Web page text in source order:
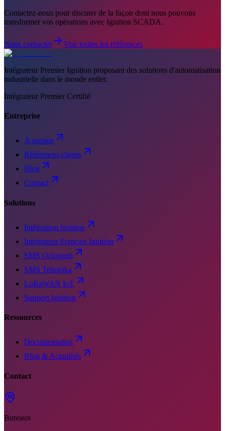
Contactez-nous pour discuter de la façon dont nous pouvons
transformer vos opérations avec Ignition SCADA.
Nous contacter Voir toutes les références
Intégrateur Premier Ignition proposant des solutions d'automatisation
industrielle dans le monde entier.
Intégrateur Premier Certifié
Entreprise
À propos
Références clients
Blog
Contact
Solutions
Intégration Ignition
Intégrateur Français Ignition
SMS Octopush
SMS Teltonika
LoRaWAN IoT
Support Ignition
Ressources
Documentation
Blog & Actualités
Contact
Bureaux